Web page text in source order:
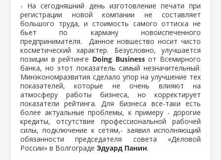
- На сегодняшний день изготовление печати при
регистрации новой компании не составляет
большого труда, и стоимость самого оттиска не
бьет по карману новоиспеченного
предпринимателя. Данное новшество носит чисто
косметический характер. Безусловно, улучшается
позиции в рейтинге Doing Businessот Всемирного
банка, но этот показатель самый незначительный.
Минэкономразвития сделало упор на улучшение тех
показателей, которые не очень влияют на
атмосферу работы бизнеса, но корректирует
показатели рейтинга. Для бизнеса все-таки есть
более актуальные проблемы, к примеру - дорогие
кредиты, отсутствие профессиональной рабочей
силы, подключение к сетям,- заявил исполняющий
обязанности председателя совета «Деловой
России» в Волгограде Эдуард Панин.